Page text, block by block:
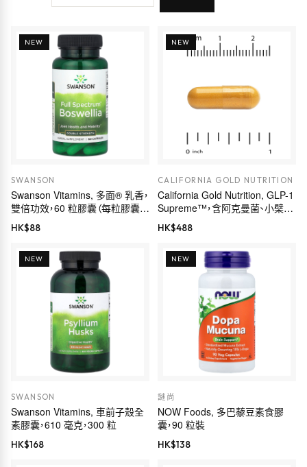
NEW
SWANSON
Swanson Vitamins, 多面® 乳香，
雙倍功效，60 粒膠囊（每粒膠囊
800 毫克）
HK$88
NEW
CALIFORNIA GOLD NUTRITION
California Gold Nutrition, GLP-1
Supreme™，含阿克曼菌、小檗
鹼、五羥黃酮及姜黃素，60 粒素食
膠囊
HK$488
NEW
SWANSON
Swanson Vitamins, 車前子殼全
素膠囊，610 毫克，300 粒
HK$168
NEW
謎尚
NOW Foods, 多巴藜豆素食膠
囊，90 粒裝
HK$138